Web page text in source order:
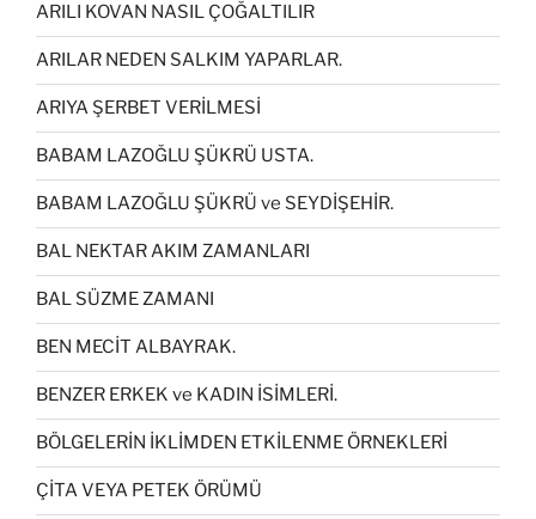
ARILI KOVAN NASIL ÇOĞALTILIR
ARILAR NEDEN SALKIM YAPARLAR.
ARIYA ŞERBET VERİLMESİ
BABAM LAZOĞLU ŞÜKRÜ USTA.
BABAM LAZOĞLU ŞÜKRÜ ve SEYDİŞEHİR.
BAL NEKTAR AKIM ZAMANLARI
BAL SÜZME ZAMANI
BEN MECİT ALBAYRAK.
BENZER ERKEK ve KADIN İSİMLERİ.
BÖLGELERİN İKLİMDEN ETKİLENME ÖRNEKLERİ
ÇİTA VEYA PETEK ÖRÜMÜ